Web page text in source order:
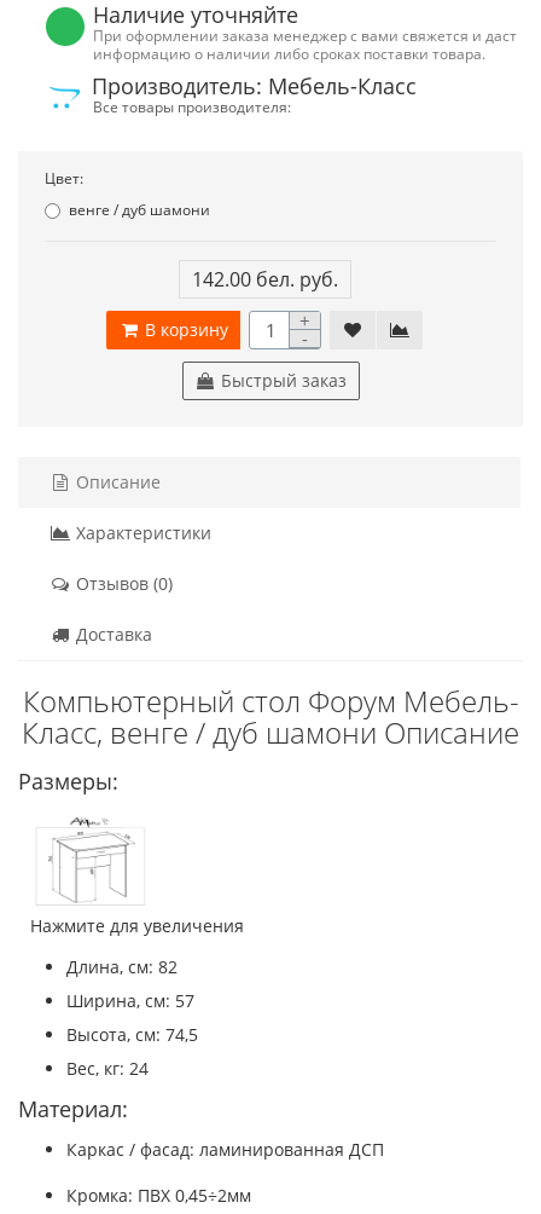
Наличие уточняйте
При оформлении заказа менеджер с вами свяжется и даст
информацию о наличии либо сроках поставки товара.
Производитель: Мебель-Класс
Все товары производителя:
Цвет:
венге / дуб шамони
142.00 бел. руб.
В корзину +
-
Быстрый заказ
Описание
Характеристики
Отзывов (0)
Доставка
Компьютерный стол Форум Мебель-
Класс, венге / дуб шамони Описание
Размеры:
Нажмите для увеличения
Длина, см: 82
Ширина, см: 57
Высота, см: 74,5
Вес, кг: 24
Материал:
Каркас / фасад: ламинированная ДСП
Кромка: ПВХ 0,45÷2мм